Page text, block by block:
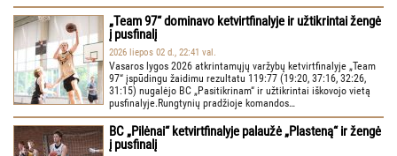
„Team 97“ dominavo ketvirtfinalyje ir užtikrintai žengė
į pusfinalį
2026 liepos 02 d., 22:41 val.
Vasaros lygos 2026 atkrintamųjų varžybų ketvirtfinalyje „Team
97“ įspūdingu žaidimu rezultatu 119:77 (19:20, 37:16, 32:26,
31:15) nugalėjo BC „Pasitikrinam“ ir užtikrintai iškovojo vietą
pusfinalyje.Rungtynių pradžioje komandos…
BC „Pilėnai“ ketvirtfinalyje palaužė „Plasteną“ ir žengė
į pusfinalį